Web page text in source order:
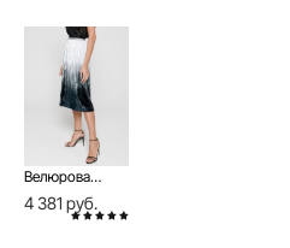
Велюровая юбка с плиссировкой и эффектом градиента AMBER
4 381 руб.